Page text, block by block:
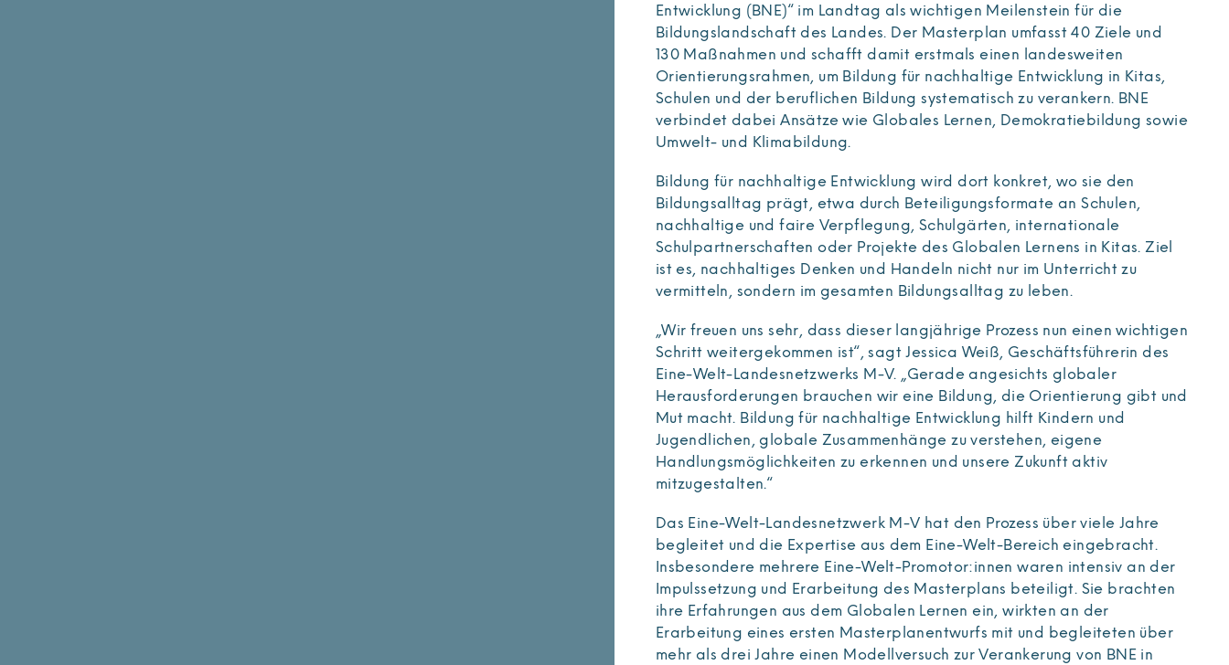
Entwicklung (BNE)“ im Landtag als wichtigen Meilenstein für die
Bildungslandschaft des Landes. Der Masterplan umfasst 40 Ziele und
130 Maßnahmen und schafft damit erstmals einen landesweiten
Orientierungsrahmen, um Bildung für nachhaltige Entwicklung in Kitas,
Schulen und der beruflichen Bildung systematisch zu verankern. BNE
verbindet dabei Ansätze wie Globales Lernen, Demokratiebildung sowie
Umwelt- und Klimabildung.
Bildung für nachhaltige Entwicklung wird dort konkret, wo sie den
Bildungsalltag prägt, etwa durch Beteiligungsformate an Schulen,
nachhaltige und faire Verpflegung, Schulgärten, internationale
Schulpartnerschaften oder Projekte des Globalen Lernens in Kitas. Ziel
ist es, nachhaltiges Denken und Handeln nicht nur im Unterricht zu
vermitteln, sondern im gesamten Bildungsalltag zu leben.
„Wir freuen uns sehr, dass dieser langjährige Prozess nun einen wichtigen
Schritt weitergekommen ist“, sagt Jessica Weiß, Geschäftsführerin des
Eine-Welt-Landesnetzwerks M-V. „Gerade angesichts globaler
Herausforderungen brauchen wir eine Bildung, die Orientierung gibt und
Mut macht. Bildung für nachhaltige Entwicklung hilft Kindern und
Jugendlichen, globale Zusammenhänge zu verstehen, eigene
Handlungsmöglichkeiten zu erkennen und unsere Zukunft aktiv
mitzugestalten.“
Das Eine-Welt-Landesnetzwerk M-V hat den Prozess über viele Jahre
begleitet und die Expertise aus dem Eine-Welt-Bereich eingebracht.
Insbesondere mehrere Eine-Welt-Promotor:innen waren intensiv an der
Impulssetzung und Erarbeitung des Masterplans beteiligt. Sie brachten
ihre Erfahrungen aus dem Globalen Lernen ein, wirkten an der
Erarbeitung eines ersten Masterplanentwurfs mit und begleiteten über
mehr als drei Jahre einen Modellversuch zur Verankerung von BNE in